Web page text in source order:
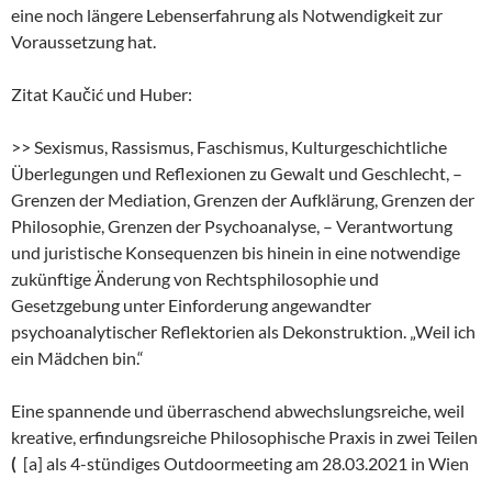
eine noch längere Lebenserfahrung als Notwendigkeit zur
Voraussetzung hat.
Zitat Kaučić und Huber:
>> Sexismus, Rassismus, Faschismus, Kulturgeschichtliche
Überlegungen und Reflexionen zu Gewalt und Geschlecht, –
Grenzen der Mediation, Grenzen der Aufklärung, Grenzen der
Philosophie, Grenzen der Psychoanalyse, – Verantwortung
und juristische Konsequenzen bis hinein in eine notwendige
zukünftige Änderung von Rechtsphilosophie und
Gesetzgebung unter Einforderung angewandter
psychoanalytischer Reflektorien als Dekonstruktion. „Weil ich
ein Mädchen bin.“
Eine spannende und überraschend abwechslungsreiche, weil
kreative, erfindungsreiche Philosophische Praxis in zwei Teilen
( [a] als 4-stündiges Outdoormeeting am 28.03.2021 in Wien